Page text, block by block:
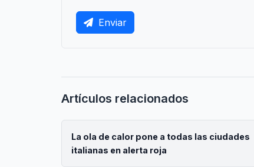
Enviar
Artículos relacionados
La ola de calor pone a todas las ciudades
italianas en alerta roja